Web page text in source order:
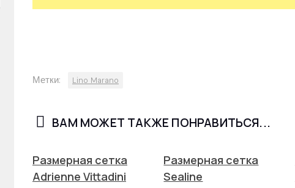
Метки: Lino Marano
ВАМ МОЖЕТ ТАКЖЕ ПОНРАВИТЬСЯ...
Размерная сетка
Adrienne Vittadini
Размерная сетка
Sealine